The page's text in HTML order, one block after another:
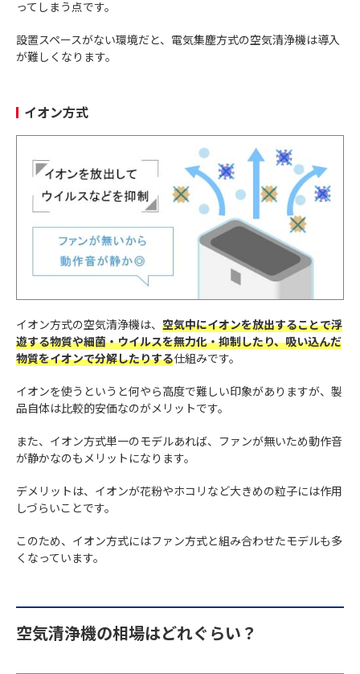
ってしまう点です。
設置スペースがない環境だと、電気集塵方式の空気清浄機は導入
が難しくなります。
イオン方式
イオン方式の空気清浄機は、 空気中にイオンを放出することで浮
遊する物質や細菌・ウイルスを無力化・抑制したり、吸い込んだ
物質をイオンで分解したりする仕組みです。
イオンを使うというと何やら高度で難しい印象がありますが、製
品自体は比較的安価なのがメリットです。
また、イオン方式単一のモデルあれば、ファンが無いため動作音
が静かなのもメリットになります。
デメリットは、イオンが花粉やホコリなど大きめの粒子には作用
しづらいことです。
このため、イオン方式にはファン方式と組み合わせたモデルも多
くなっています。
空気清浄機の相場はどれぐらい？